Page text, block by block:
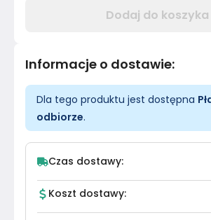
Dodaj do koszyka
Informacje o dostawie:
Dla tego produktu jest dostępna
odbiorze.
Czas dostawy:
Koszt dostawy: